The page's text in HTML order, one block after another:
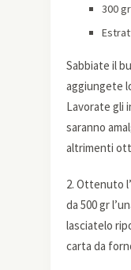
300
Sabbiate il
aggiungete
Lavorate gli
saranno
altrimenti
2. Ottenuto
da 500 gr
lasciatelo
carta da